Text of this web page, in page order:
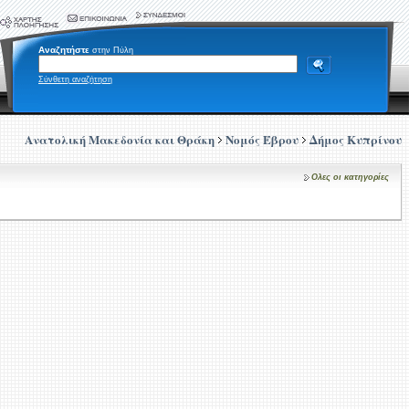
Αναζητήστε στην Πύλη
Σύνθετη αναζήτηση
Ανατολική Μακεδονία και Θράκη Νομός Έβρου Δήμος Κυπρίνου
Ολες οι κατηγορίες